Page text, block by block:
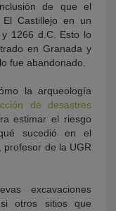
de que el
Castillejo en un
1266 d.C. Esto lo
en Granada y
fue abandonado.
la arqueología
de desastres
estimar el riesgo
sucedió en el
profesor de la UGR
excavaciones
otros sitios que